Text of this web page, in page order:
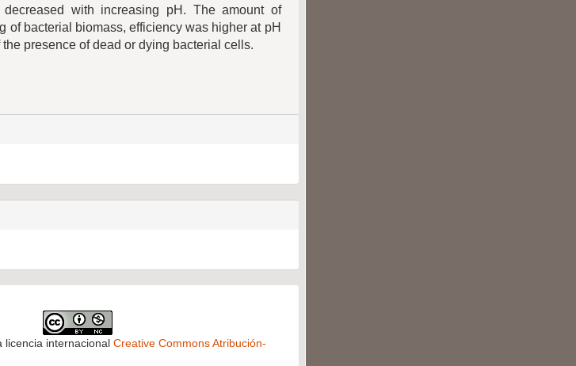
decreased with increasing pH. The amount of
of bacterial biomass, efficiency was higher at pH
presence of dead or dying bacterial cells.
licencia internacional Creative Commons Atribución-